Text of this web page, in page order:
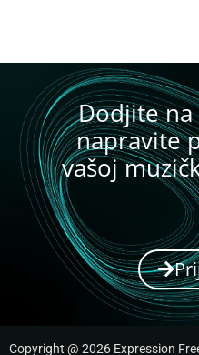
Dodjite na
napravite
vašoj
Copyright @ 2026 Expression